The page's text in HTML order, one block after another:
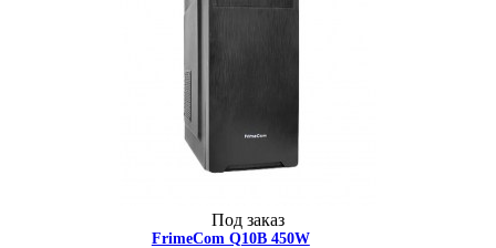
Под заказ
FrimeCom Q10B 450W